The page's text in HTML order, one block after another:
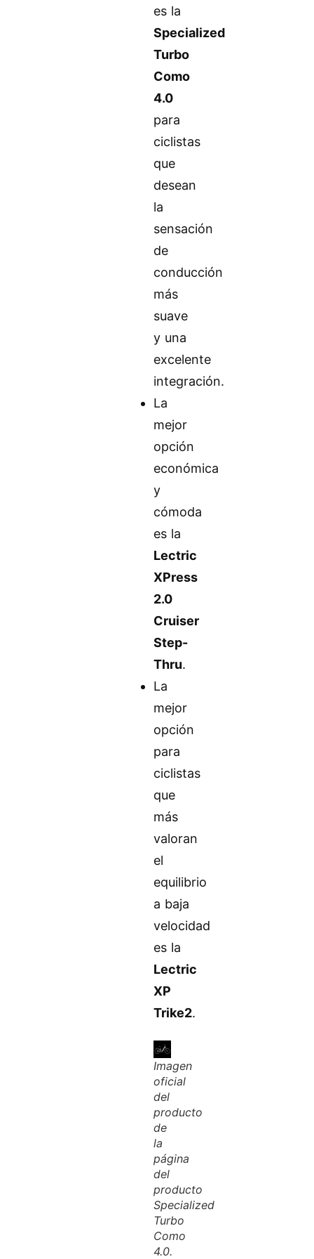
es la
Specialized
Turbo
Como
4.0
para
ciclistas
que
desean
la
sensación
de
conducción
más
suave
y una
excelente
integración.
La
mejor
opción
económica
y
cómoda
es la
Lectric
XPress
2.0
Cruiser
Step-
Thru.
La
mejor
opción
para
ciclistas
que
más
valoran
el
equilibrio
a baja
velocidad
es la
Lectric
XP
Trike2.
Imagen
oficial
del
producto
de
la
página
del
producto
Specialized
Turbo
Como
4.0.